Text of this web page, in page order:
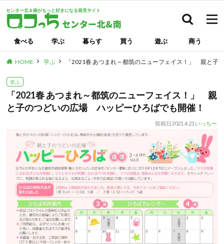
センター北＆南がもっと好きになる発見サイト
食べる 学ぶ 暮らす 買う 遊ぶ 商う
HOME 学ぶ 「2021春 あつまれ～都筑のニューフェイス！」 親と
学ぶ
「2021春 あつまれ～都筑のニューフェイス！」 親
と子のつどいの広場 ハッピーひろばでも開催！
投稿日 2021.4.21 いっちー